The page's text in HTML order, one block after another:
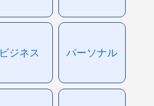
ビジネス パーソナル